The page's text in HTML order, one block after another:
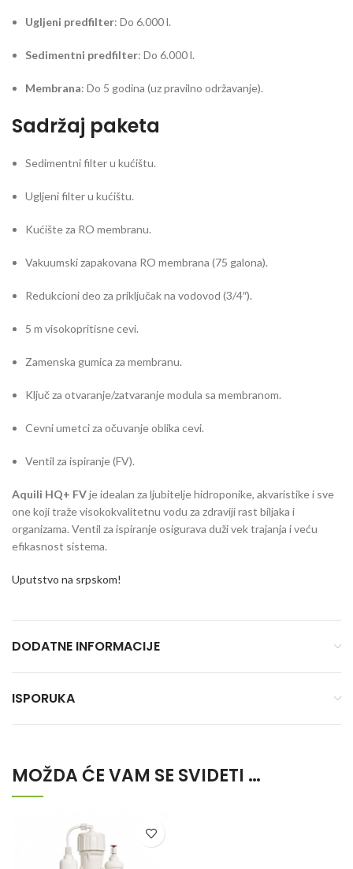
Ugljeni predfilter: Do 6.000 l.
Sedimentni predfilter: Do 6.000 l.
Membrana: Do 5 godina (uz pravilno održavanje).
Sadržaj paketa
Sedimentni filter u kućištu.
Ugljeni filter u kućištu.
Kućište za RO membranu.
Vakuumski zapakovana RO membrana (75 galona).
Redukcioni deo za priključak na vodovod (3/4″).
5 m visokopritisne cevi.
Zamenska gumica za membranu.
Ključ za otvaranje/zatvaranje modula sa membranom.
Cevni umetci za očuvanje oblika cevi.
Ventil za ispiranje (FV).
Aquili HQ+ FVje idealan za ljubitelje hidroponike, akvaristike i sve
one koji traže visokokvalitetnu vodu za zdraviji rast biljaka i
organizama. Ventil za ispiranje osigurava duži vek trajanja i veću
efikasnost sistema.
Uputstvo na srpskom!
DODATNE INFORMACIJE
ISPORUKA
MOŽDA ĆE VAM SE SVIDETI …